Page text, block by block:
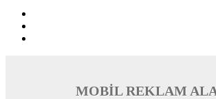
MOBİL REKLAM